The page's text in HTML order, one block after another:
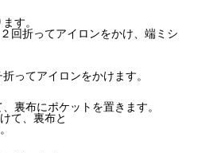
す。
回折ってアイロンをかけ、端ミシ
ってアイロンをかけます。
裏布にポケットを置きます。
て、裏布と